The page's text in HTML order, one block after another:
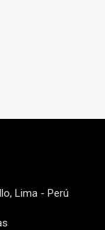
Lima - Perú